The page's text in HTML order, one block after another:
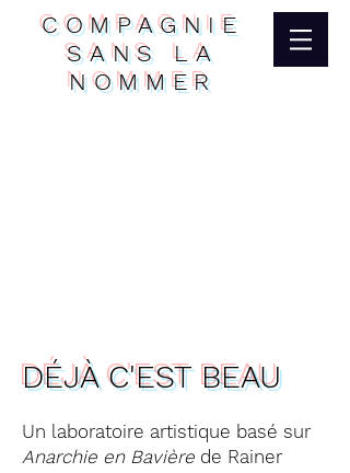
COMPAGNIE
SANS LA
NOMMER
DÉJÀ C'EST BEAU
Un laboratoire artistique basé sur
Anarchie en Bavière de Rainer